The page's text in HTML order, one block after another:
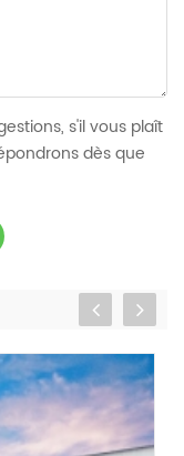
s'il vous plaît
dès que